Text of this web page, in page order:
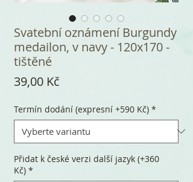
Svatební oznámení Burgundy
medailon, v navy - 120x170 -
tištěné
39,00 Kč
Termín dodání (expresní +590 Kč) *
Přidat k české verzi další jazyk (+360
Kč) *